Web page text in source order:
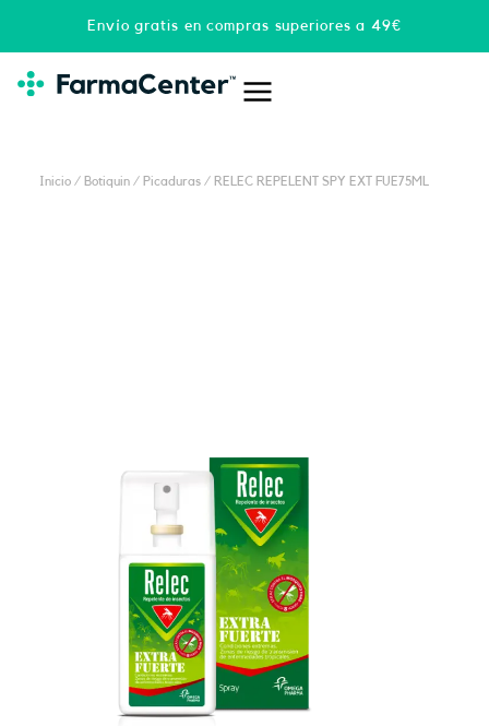
Envío gratis en compras superiores a 49€
Inicio / Botiquin / Picaduras / RELEC REPELENT SPY EXT FUE75ML